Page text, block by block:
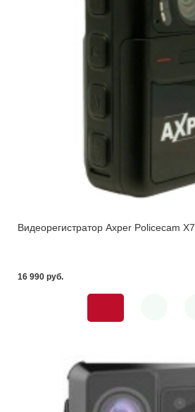
Видеорегистратор Axper Policecam X7
16 990 pуб.